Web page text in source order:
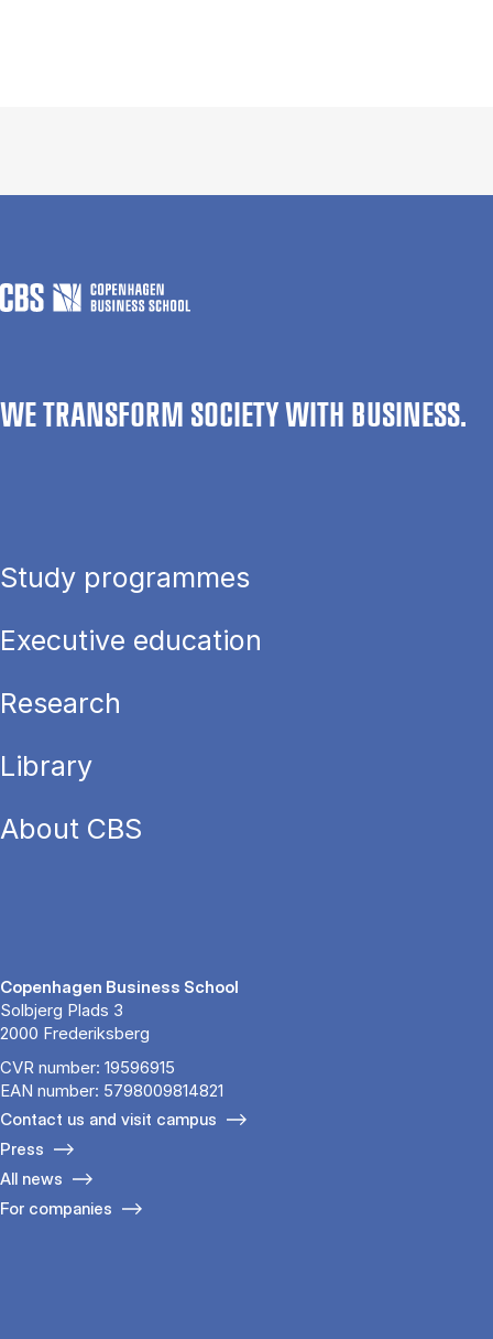
WE TRANSFORM SOCIETY WITH BUSINESS.
Study programmes
Executive education
Research
Library
About CBS
Copenhagen Business School
Solbjerg Plads 3
2000 Frederiksberg
CVR number: 19596915
EAN number: 5798009814821
Contact us and visit campus
Press
All news
For companies